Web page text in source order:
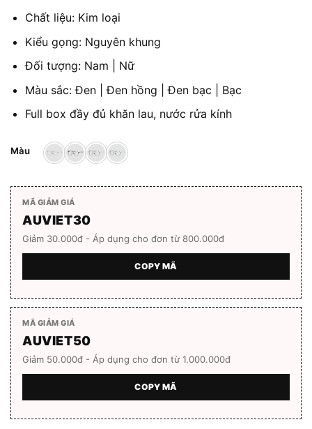
Chất liệu: Kim loại
Kiểu gọng: Nguyên khung
Đối tượng: Nam | Nữ
Màu sắc: Đen | Đen hồng | Đen bạc | Bạc
Full box đầy đủ khăn lau, nước rửa kính
Màu
MÃ GIẢM GIÁ
AUVIET30
Giảm 30.000đ - Áp dụng cho đơn từ 800.000đ
COPY MÃ
MÃ GIẢM GIÁ
AUVIET50
Giảm 50.000đ - Áp dụng cho đơn từ 1.000.000đ
COPY MÃ